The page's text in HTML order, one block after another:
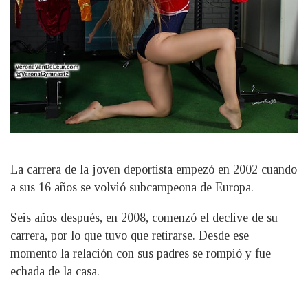
La carrera de la joven deportista empezó en 2002 cuando
a sus 16 años se volvió subcampeona de Europa.
Seis años después, en 2008, comenzó el declive de su
carrera, por lo que tuvo que retirarse. Desde ese
momento la relación con sus padres se rompió y fue
echada de la casa.